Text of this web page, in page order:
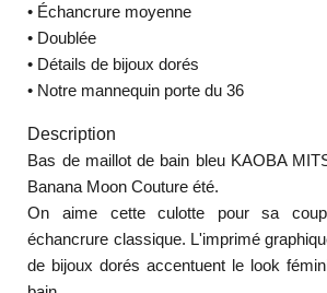
• Échancrure moyenne
• Doublée
• Détails de bijoux dorés
• Notre mannequin porte du 36
Description
Bas de maillot de bain bleu KAOBA
Banana Moon Couture été.
On aime cette culotte pour sa
échancrure classique. L'imprimé
de bijoux dorés accentuent le look